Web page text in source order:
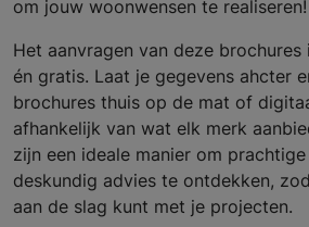
om jouw woonwensen te realiseren!
Het aanvragen van deze brochures
én gratis. Laat je gegevens ahcter
brochures thuis op de mat of
afhankelijk van wat elk merk
zijn een ideale manier om prachtige
deskundig advies te ontdekken,
aan de slag kunt met je projecten.